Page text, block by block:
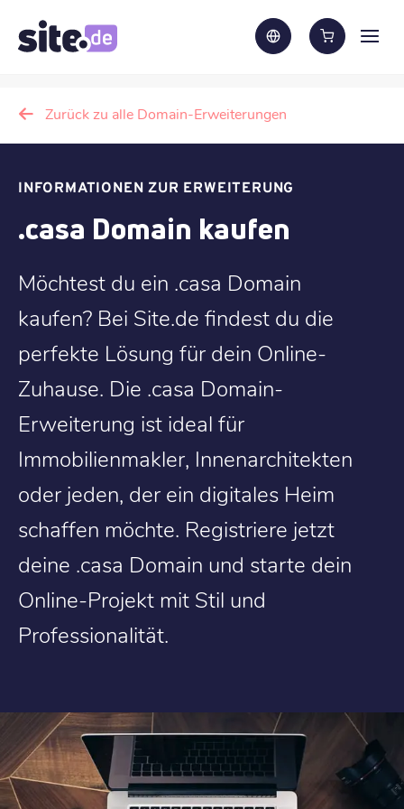
Zurück zu alle Domain-Erweiterungen
INFORMATIONEN ZUR ERWEITERUNG
.casa Domain kaufen
Möchtest du ein .casa Domain
kaufen? Bei Site.de findest du die
perfekte Lösung für dein Online-
Zuhause. Die .casa Domain-
Erweiterung ist ideal für
Immobilienmakler, Innenarchitekten
oder jeden, der ein digitales Heim
schaffen möchte. Registriere jetzt
deine .casa Domain und starte dein
Online-Projekt mit Stil und
Professionalität.